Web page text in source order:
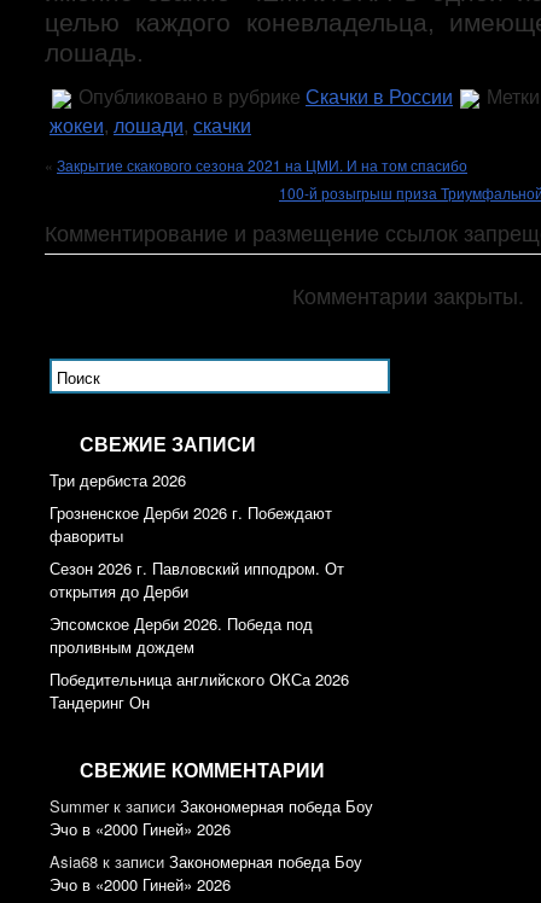
целью каждого коневладельца,
лошадь.
Опубликовано в рубрике Cкачки в России
жокеи, лошади, скачки
« Закрытие скакового сезона 2021 на ЦМИ. И на том спасибо
100-й розыгрыш приза
Комментирование и размещение ссылок
Комментарии закрыты.
СВЕЖИЕ ЗАПИСИ
Три дербиста 2026
Грозненское Дерби 2026 г. Побеждают
фавориты
Сезон 2026 г. Павловский ипподром. От
открытия до Дерби
Эпсомское Дерби 2026. Победа под
проливным дождем
Победительница английского ОКСа 2026
Тандеринг Он
СВЕЖИЕ КОММЕНТАРИИ
Summerк записи Закономерная победа Боу
Эчо в «2000 Гиней» 2026
Asia68 к записи Закономерная победа Боу
Эчо в «2000 Гиней» 2026